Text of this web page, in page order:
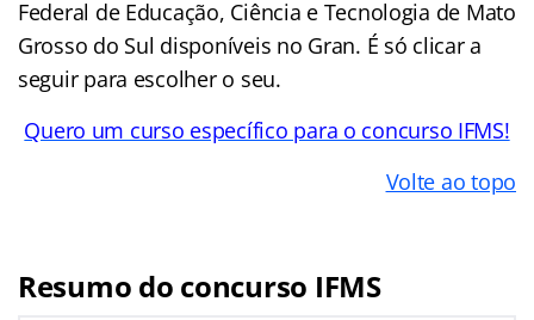
Federal de Educação, Ciência e Tecnologia de Mato
Grosso do Sul disponíveis no Gran. É só clicar a
seguir para escolher o seu.
Quero um curso específico para o concurso IFMS!
Volte ao topo
Resumo do concurso IFMS